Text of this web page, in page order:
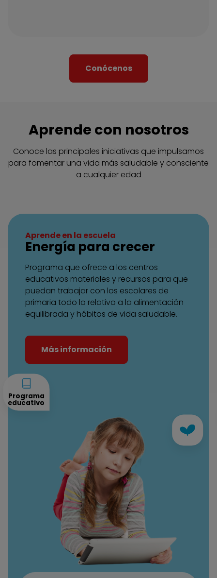
Conócenos
Aprende con nosotros
Conoce las principales iniciativas que impulsamos
para fomentar una vida más saludable y consciente
a cualquier edad
Aprende en la escuela
Energía para crecer
Programa que ofrece a los centros
educativos materiales y recursos para que
puedan trabajar con los escolares de
primaria todo lo relativo a la alimentación
equilibrada y hábitos de vida saludable.
Más información
Programa
educativo